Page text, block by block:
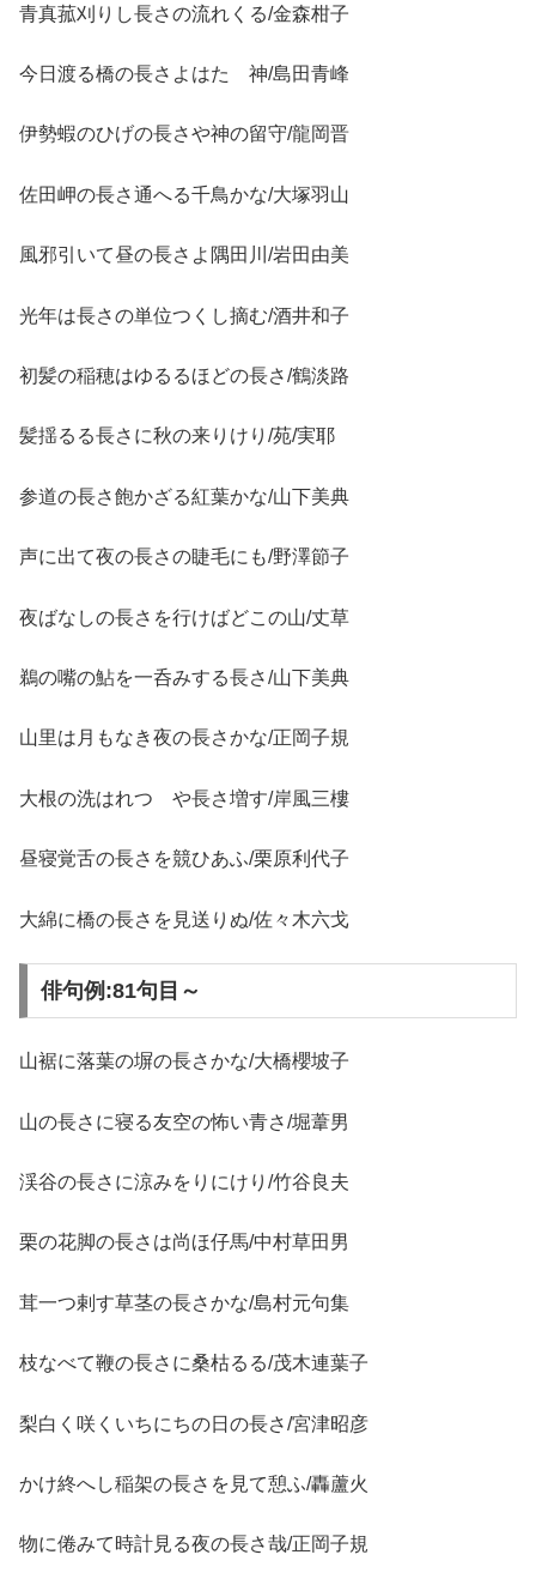
青真菰刈りし長さの流れくる/金森柑子
今日渡る橋の長さよはたゝ神/島田青峰
伊勢蝦のひげの長さや神の留守/龍岡晋
佐田岬の長さ通へる千鳥かな/大塚羽山
風邪引いて昼の長さよ隅田川/岩田由美
光年は長さの単位つくし摘む/酒井和子
初髪の稲穂はゆるるほどの長さ/鶴淡路
髪揺るる長さに秋の来りけり/苑/実耶
参道の長さ飽かざる紅葉かな/山下美典
声に出て夜の長さの睫毛にも/野澤節子
夜ばなしの長さを行けばどこの山/丈草
鵜の嘴の鮎を一呑みする長さ/山下美典
山里は月もなき夜の長さかな/正岡子規
大根の洗はれつゝや長さ増す/岸風三樓
昼寝覚舌の長さを競ひあふ/栗原利代子
大綿に橋の長さを見送りぬ/佐々木六戈
俳句例:81句目～
山裾に落葉の塀の長さかな/大橋櫻坡子
山の長さに寝る友空の怖い青さ/堀葦男
渓谷の長さに涼みをりにけり/竹谷良夫
栗の花脚の長さは尚ほ仔馬/中村草田男
茸一つ剌す草茎の長さかな/島村元句集
枝なべて鞭の長さに桑枯るる/茂木連葉子
梨白く咲くいちにちの日の長さ/宮津昭彦
かけ終へし稲架の長さを見て憩ふ/轟蘆火
物に倦みて時計見る夜の長さ哉/正岡子規